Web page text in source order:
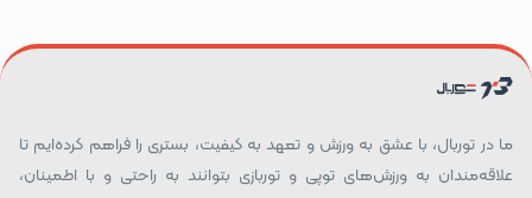
ما در توربال، با عشق به ورزش و تعهد به کیفیت، بستری را فراهم کرده‌ایم تا
علاقه‌مندان به ورزش‌های توپی و توربازی بتوانند به راحتی و با اطمینان،